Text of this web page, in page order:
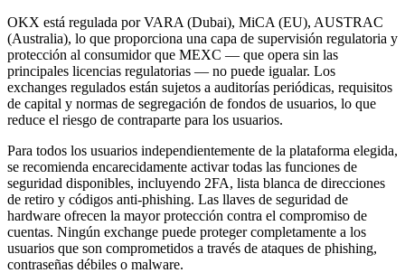
OKX está regulada por VARA (Dubai), MiCA (EU), AUSTRAC
(Australia), lo que proporciona una capa de supervisión regulatoria y
protección al consumidor que MEXC — que opera sin las
principales licencias regulatorias — no puede igualar. Los
exchanges regulados están sujetos a auditorías periódicas, requisitos
de capital y normas de segregación de fondos de usuarios, lo que
reduce el riesgo de contraparte para los usuarios.
Para todos los usuarios independientemente de la plataforma elegida,
se recomienda encarecidamente activar todas las funciones de
seguridad disponibles, incluyendo 2FA, lista blanca de direcciones
de retiro y códigos anti-phishing. Las llaves de seguridad de
hardware ofrecen la mayor protección contra el compromiso de
cuentas. Ningún exchange puede proteger completamente a los
usuarios que son comprometidos a través de ataques de phishing,
contraseñas débiles o malware.